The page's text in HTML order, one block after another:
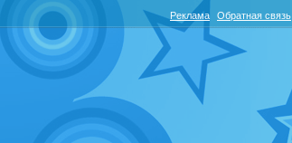
Реклама Обратная связь